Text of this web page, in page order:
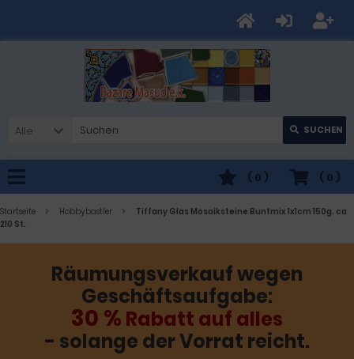
Alle SUCHEN
( 0 )
( 0 )
Startseite Hobbybastler
Tiffany Glas Mosaiksteine Buntmix 1x1cm 150g. ca
210 St.
Räumungsverkauf wegen
Geschäftsaufgabe:
30 % Rabatt auf alles
- solange der Vorrat reicht.